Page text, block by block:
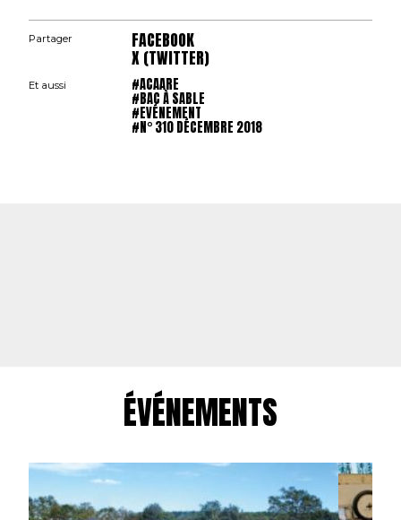
Partager FACEBOOK
X (TWITTER)
Et aussi #ACAARE
#BAC À SABLE
#EVÉNEMENT
#N° 310 DÉCEMBRE 2018
ÉVÉNEMENTS